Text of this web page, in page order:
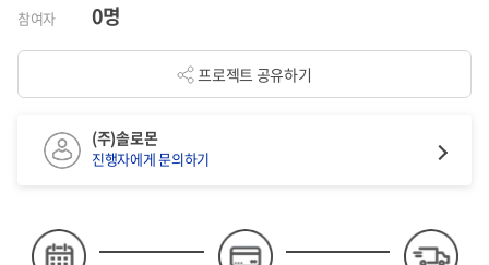
참여자 0명
프로젝트 공유하기
(주)솔로몬
진행자에게 문의하기